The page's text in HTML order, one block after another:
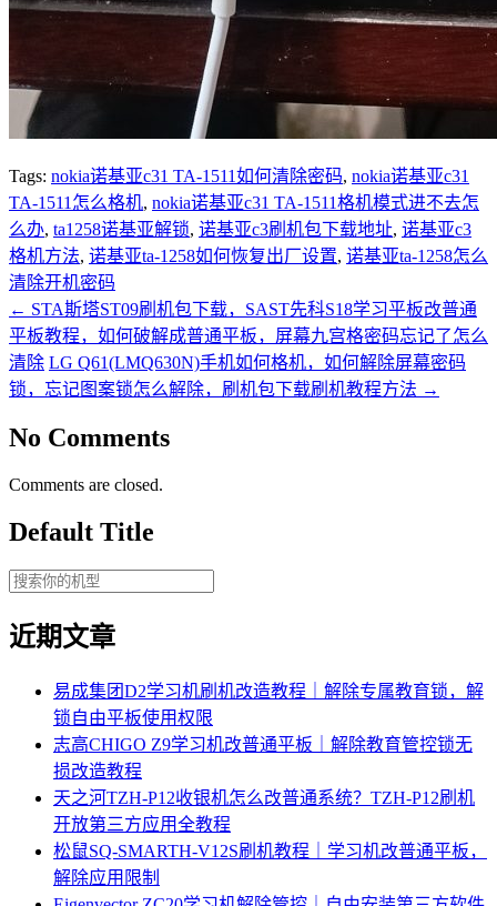
Tags: nokia诺基亚c31 TA-1511如何清除密码, nokia诺基亚c31
TA-1511怎么格机, nokia诺基亚c31 TA-1511格机模式进不去怎
么办, ta1258诺基亚解锁, 诺基亚c3刷机包下载地址, 诺基亚c3
格机方法, 诺基亚ta-1258如何恢复出厂设置, 诺基亚ta-1258怎么
清除开机密码
← STA斯塔ST09刷机包下载，SAST先科S18学习平板改普通
平板教程，如何破解成普通平板，屏幕九宫格密码忘记了怎么
清除 LG Q61(LMQ630N)手机如何格机，如何解除屏幕密码
锁，忘记图案锁怎么解除，刷机包下载刷机教程方法 →
No Comments
Comments are closed.
Default Title
近期文章
易成集团D2学习机刷机改造教程｜解除专属教育锁，解
锁自由平板使用权限
志高CHIGO Z9学习机改普通平板｜解除教育管控锁无
损改造教程
天之河TZH-P12收银机怎么改普通系统？TZH-P12刷机
开放第三方应用全教程
松鼠SQ-SMARTH-V12S刷机教程｜学习机改普通平板，
解除应用限制